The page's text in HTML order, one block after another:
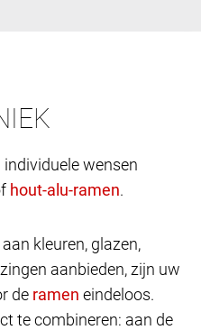
wensen
.
kleuren, glazen,
aanbieden, zijn uw
de
eindeloos.
te combineren: aan de